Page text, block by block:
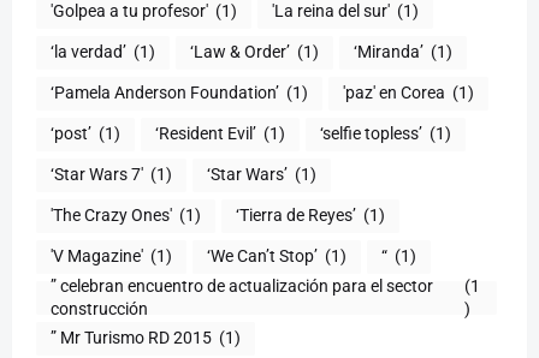
'Golpea a tu profesor' (1) 'La reina del sur' (1)
‘la verdad’ (1) ‘Law & Order’ (1) ‘Miranda’ (1)
‘Pamela Anderson Foundation’ (1) 'paz' en Corea (1)
‘post’ (1) ‘Resident Evil’ (1) ‘selfie topless’ (1)
‘Star Wars 7′ (1) ‘Star Wars’ (1)
'The Crazy Ones' (1) ‘Tierra de Reyes’ (1)
'V Magazine' (1) ‘We Can’t Stop’ (1) “ (1)
” celebran encuentro de actualización para el sector
construcción
(1
)
” Mr Turismo RD 2015 (1)